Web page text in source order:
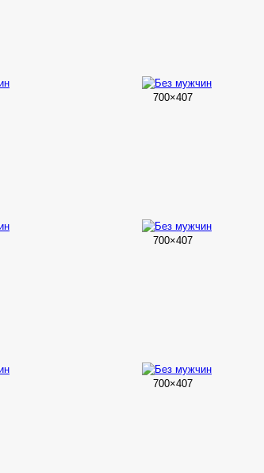
700×407
700×407
700×407